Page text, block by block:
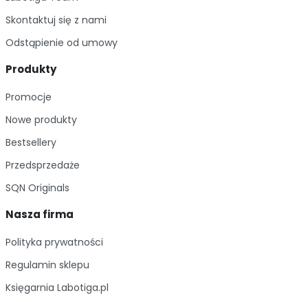
interesujących tytułów, które poruszają tematykę
mechanicznych. Nasze książki o motoryzacji są
doskonałym sposobem na rozwijanie swoich
dziedziny.
Skontaktuj się z nami
Odstąpienie od umowy
Produkty
Promocje
Nowe produkty
Bestsellery
Przedsprzedaże
SQN Originals
Nasza firma
Polityka prywatności
Regulamin sklepu
Księgarnia Labotiga.pl